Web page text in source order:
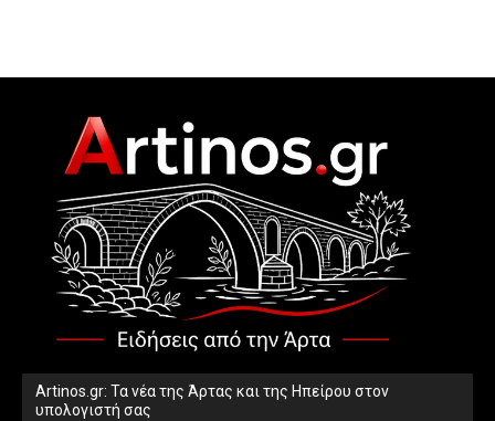
Artinos.gr: Τα νέα της Άρτας και της Ηπείρου στον
υπολογιστή σας